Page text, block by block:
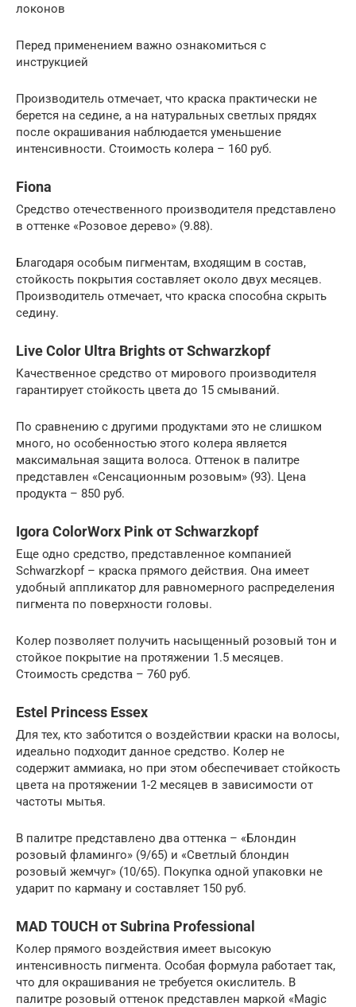
локонов
Перед применением важно ознакомиться с
инструкцией
Производитель отмечает, что краска практически не
берется на седине, а на натуральных светлых прядях
после окрашивания наблюдается уменьшение
интенсивности. Стоимость колера – 160 руб.
Fiona
Средство отечественного производителя представлено
в оттенке «Розовое дерево» (9.88).
Благодаря особым пигментам, входящим в состав,
стойкость покрытия составляет около двух месяцев.
Производитель отмечает, что краска способна скрыть
седину.
Live Color Ultra Brights от Schwarzkopf
Качественное средство от мирового производителя
гарантирует стойкость цвета до 15 смываний.
По сравнению с другими продуктами это не слишком
много, но особенностью этого колера является
максимальная защита волоса. Оттенок в палитре
представлен «Сенсационным розовым» (93). Цена
продукта – 850 руб.
Igora ColorWorx Pink от Schwarzkopf
Еще одно средство, представленное компанией
Schwarzkopf – краска прямого действия. Она имеет
удобный аппликатор для равномерного распределения
пигмента по поверхности головы.
Колер позволяет получить насыщенный розовый тон и
стойкое покрытие на протяжении 1.5 месяцев.
Стоимость средства – 760 руб.
Estel Princess Essex
Для тех, кто заботится о воздействии краски на волосы,
идеально подходит данное средство. Колер не
содержит аммиака, но при этом обеспечивает стойкость
цвета на протяжении 1-2 месяцев в зависимости от
частоты мытья.
В палитре представлено два оттенка – «Блондин
розовый фламинго» (9/65) и «Светлый блондин
розовый жемчуг» (10/65). Покупка одной упаковки не
ударит по карману и составляет 150 руб.
MAD TOUCH от Subrina Professional
Колер прямого воздействия имеет высокую
интенсивность пигмента. Особая формула работает так,
что для окрашивания не требуется окислитель. В
палитре розовый оттенок представлен маркой «Magic